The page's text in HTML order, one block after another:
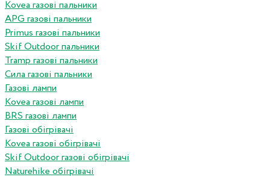
Kovea газові пальники
APG газові пальники
Primus газові пальники
Skif Outdoor пальники
Tramp газові пальники
Сила газові пальники
Газові лампи
Kovea газові лампи
BRS газові лампи
Газові обігрівачі
Kovea газові обігрівачі
Skif Outdoor газові обігрівачі
Naturehike обігрівачі